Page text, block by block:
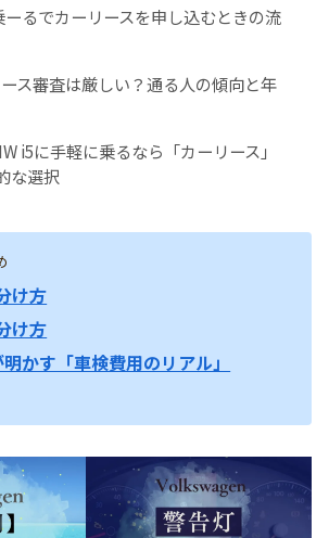
ーるでカーリースを申し込むときの流
ス審査は厳しい？通る人の傾向と年
i5に手軽に乗るなら「カーリース」
な選択
け方
け方
かす「車検費用のリアル」